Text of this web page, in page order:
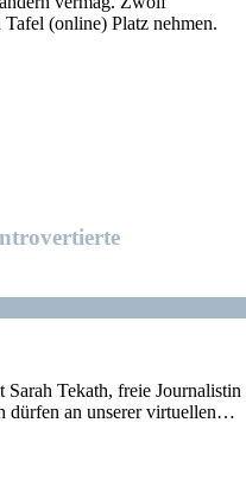
(online) Platz nehmen.
Tekath, freie Journalistin
dürfen an unserer virtuellen…